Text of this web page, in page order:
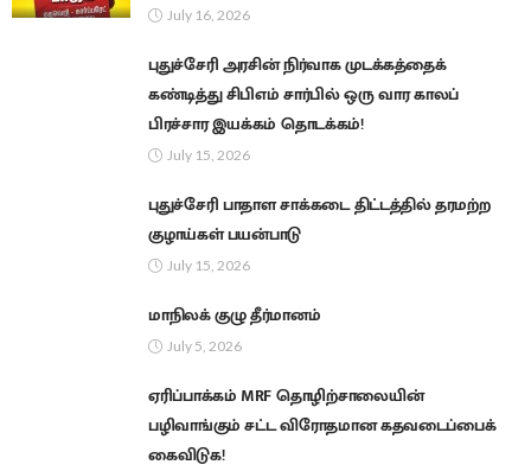
July 16, 2026
புதுச்சேரி அரசின் நிர்வாக முடக்கத்தைக்
கண்டித்து சிபிஎம் சார்பில் ஒரு வார காலப்
பிரச்சார இயக்கம் தொடக்கம்!
July 15, 2026
புதுச்சேரி பாதாள சாக்கடை திட்டத்தில் தரமற்ற
குழாய்கள் பயன்பாடு
July 15, 2026
மாநிலக் குழு தீர்மானம்
July 5, 2026
ஏரிப்பாக்கம் MRF தொழிற்சாலையின்
பழிவாங்கும் சட்ட விரோதமான கதவடைப்பைக்
கைவிடுக!